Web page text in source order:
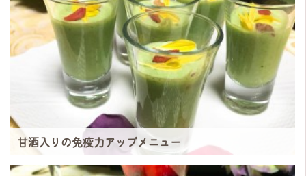
甘酒入りの免疫力アップメニュー